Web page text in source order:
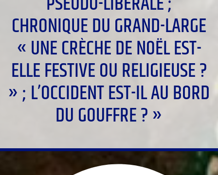
CHRONIQUE DU GRAND-LARGE
« UNE CRÈCHE DE NOËL EST-
ELLE FESTIVE OU RELIGIEUSE ?
» ; L’OCCIDENT EST-IL AU BORD
DU GOUFFRE ? »